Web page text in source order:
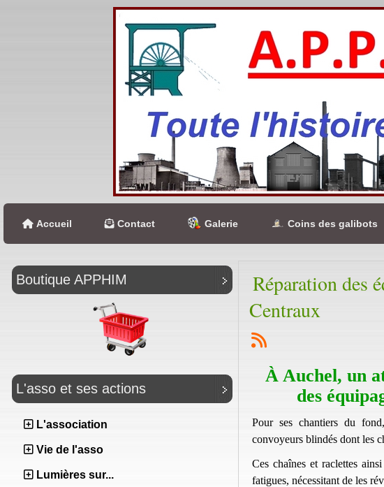
Accueil Contact Galerie Coins des galibots
Boutique APPHIM
L'asso et ses actions
L'association
Vie de l'asso
Lumières sur...
Réparation des
Centraux
À Auchel, un
des
Pour ses chantiers du
convoyeurs blindés dont les
Ces chaînes et raclettes
fatigues, nécessitant de les